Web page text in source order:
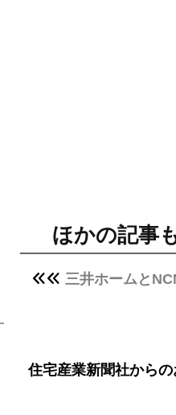
ほかの記事
三井ホームと
住宅産業新聞社からの